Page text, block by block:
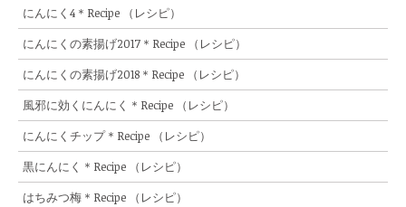
にんにく4＊Recipe （レシピ）
にんにくの素揚げ2017＊Recipe （レシピ）
にんにくの素揚げ2018＊Recipe （レシピ）
風邪に効くにんにく＊Recipe （レシピ）
にんにくチップ＊Recipe （レシピ）
黒にんにく＊Recipe （レシピ）
はちみつ梅＊Recipe （レシピ）